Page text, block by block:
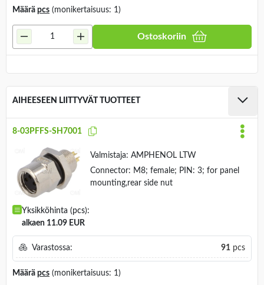
Määrä pcs (monikertaisuus: 1)
Ostoskoriin
AIHEESEEN LIITTYVÄT TUOTTEET
8-03PFFS-SH7001
Valmistaja: AMPHENOL LTW
Connector: M8; female; PIN: 3; for panel
mounting,rear side nut
Yksikköhinta (pcs):
alkaen 11.09 EUR
Varastossa: 91 pcs
Määrä pcs (monikertaisuus: 1)